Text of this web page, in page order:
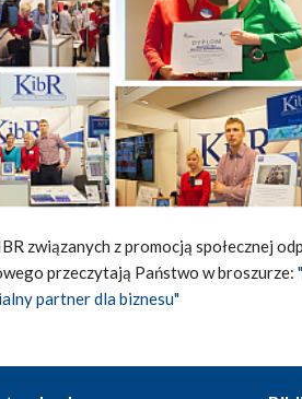
związanych z promocją społecznej
przeczytają Państwo w broszurze:
partner dla biznesu"